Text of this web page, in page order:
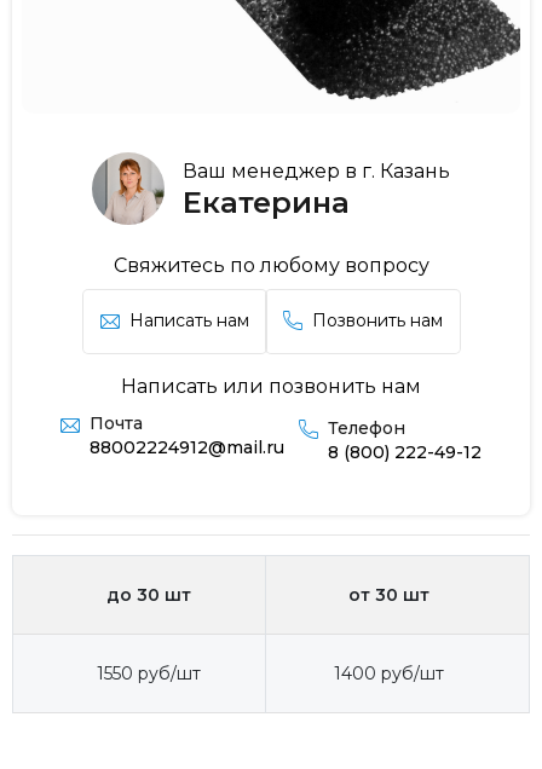
Ваш менеджер в г. Казань
Екатерина
Свяжитесь по любому вопросу
Написать нам Позвонить нам
Написать или позвонить нам
Почта
88002224912@mail.ru
Телефон
8 (800) 222-49-12
до 30 шт от 30 шт
1550 руб/шт 1400 руб/шт